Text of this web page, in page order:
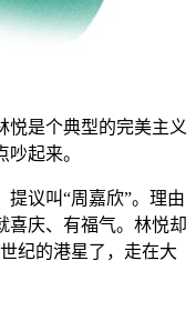
悦是个典型的完美主义
起来。
议叫“周嘉欣”。理由
喜庆、有福气。林悦却
纪的港星了，走在大